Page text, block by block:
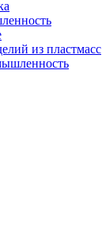
из пластмасс